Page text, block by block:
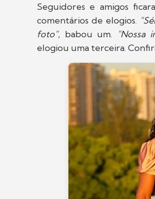
Seguidores e amigos
comentários de elogios.
foto", babou um. "Nossa
elogiou uma terceira.